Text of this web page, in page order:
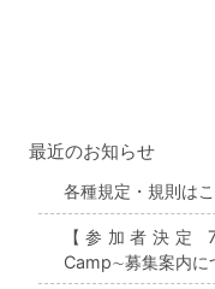
最近のお知らせ
各種規定・規則は
【参加者決定
Camp∼募集案内に